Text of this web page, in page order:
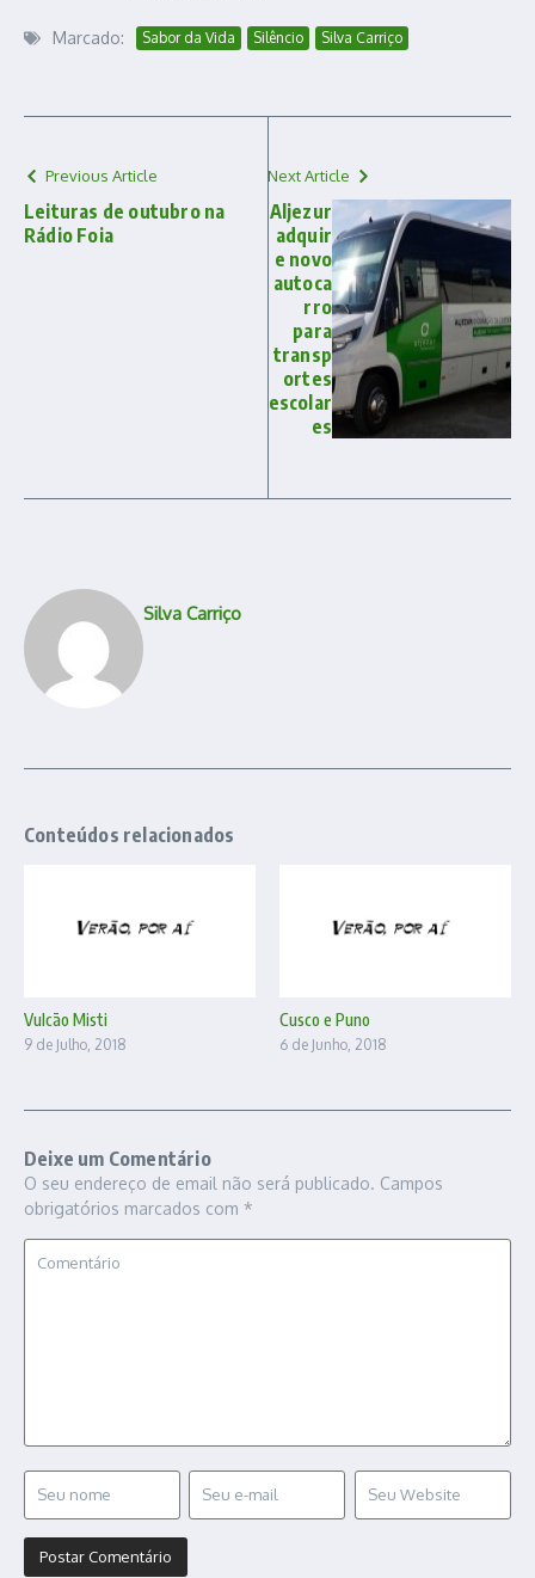
Marcado: Sabor da Vida Silêncio Silva Carriço
Previous Article
Leituras de outubro na
Rádio Foia
Next Article
Aljezur
adquir
e novo
autoca
rro
para
transp
ortes
escolar
es
Silva Carriço
Conteúdos relacionados
Vulcão Misti
9 de Julho, 2018
Cusco e Puno
6 de Junho, 2018
Deixe um Comentário
O seu endereço de email não será publicado. Campos
obrigatórios marcados com *